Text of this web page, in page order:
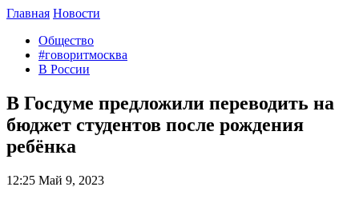
Главная Новости
Общество
#говоритмосква
В России
В Госдуме предложили переводить на
бюджет студентов после рождения
ребёнка
12:25 Май 9, 2023